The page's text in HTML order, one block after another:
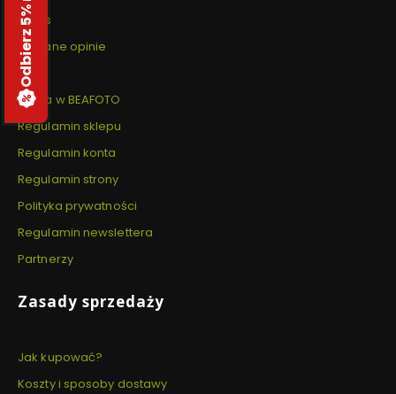
O nas
Zaufane opinie
B2B
Praca w BEAFOTO
Regulamin sklepu
Regulamin konta
Regulamin strony
Polityka prywatności
Regulamin newslettera
Partnerzy
Zasady sprzedaży
Jak kupować?
Koszty i sposoby dostawy